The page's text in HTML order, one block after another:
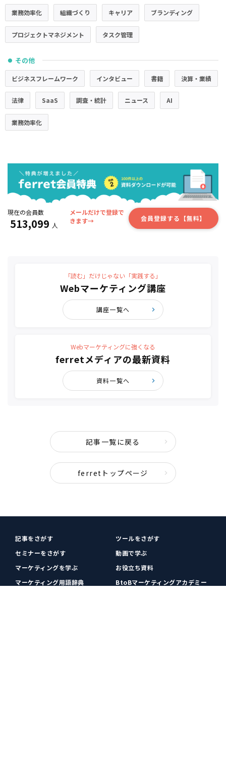
業務効率化 組織づくり キャリア ブランディング
プロジェクトマネジメント タスク管理
● その他
ビジネスフレームワーク インタビュー 書籍 決算・業績
法律 SaaS 調査・統計 ニュース AI
業務効率化
現在の会員数
513,099 人
メールだけで登録で
きます→
会員登録する【無料】
「読む」だけじゃない「実践する」
Webマーケティング講座
講座一覧へ
Webマーケティングに強くなる
ferretメディアの最新資料
資料一覧へ
記事一覧に戻る
ferretトップページ
記事をさがす
ツールをさがす
セミナーをさがす
動画で学ぶ
マーケティングを学ぶ
お役立ち資料
マーケティング用語辞典
BtoBマーケティングアカデミー